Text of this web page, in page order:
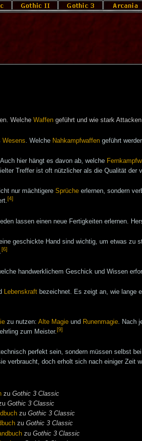
Welche Waffengeführt und wie stark
Wesens. Welche Nahkampfwaffen geführt
hier hängt es davon ab, welche
Treffer ist oft nützlicher als die Qualität der
nur mächtigere Sprüche erlernen, sondern
[4]
lassen einen neue Fertigkeiten erlernen.
geschickte Hand sind wichtig, um etwas zu
[6]
handwerklichem Geschick und Wissen
Lebenskraft bezeichnet. Es zeigt an, wie lange
zu nutzen: Alte Magie und Runenmagie. Nach
zum Meister.[9]
perfekt sein, sondern müssen selbst
verbraucht, doch erholt sich nach einiger Zeit
zuGothic 3 Classic
Gothic 3 Classic
zuGothic 3 Classic
zuGothic 3 Classic
zuGothic 3 Classic